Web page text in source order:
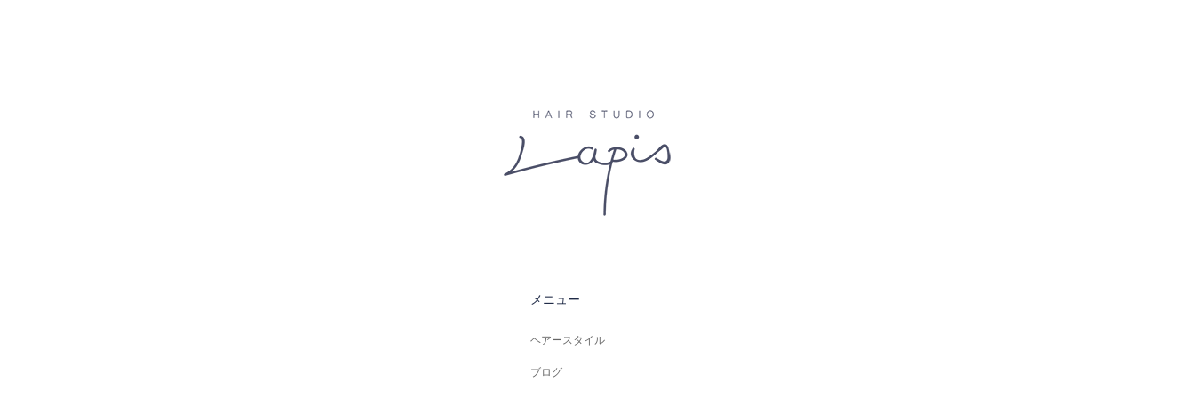
メニュー
ヘアースタイル
ブログ